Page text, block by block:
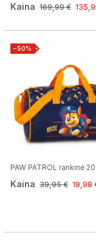
Kaina 169,99 €
−50%
PAW PATROL rankinė
Kaina 39,95 € 19,98